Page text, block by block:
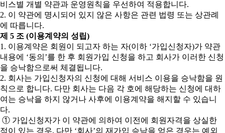
비스별 개별 약관과 운영원칙을 우선하여 적용합니다.
2. 이 약관에 명시되어 있지 않은 사항은 관련 법령 또는 상관례
에 따릅니다.
제 5 조 (이용계약의 성립)
1. 이용계약은 회원이 되고자 하는 자(이하 ‘가입신청자)가 약관
내용에 ‘동의’를 한 후 회원가입 신청을 하고 회사가 이러한 신청
을 승낙함으로써 체결됩니다.
2. 회사는 가입신청자의 신청에 대해 서비스 이용을 승낙함을 원
칙으로 합니다. 다만 회사는 다음 각 호에 해당하는 신청에 대하
여는 승낙을 하지 않거나 사후에 이용계약을 해지할 수 있습니
다.
① 가입신청자가 이 약관에 의하여 이전에 회원자격을 상실한
적이 있는 경우. 다만 ‘회사’의 재가입 승낙을 얻은 경우는 예외